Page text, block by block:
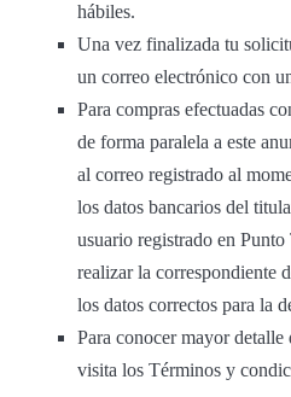
hábiles.
Una vez finalizada tu
un correo electrónico con
Para compras efectuadas
de forma paralela a este
al correo registrado al
los datos bancarios del
usuario registrado en
realizar la correspondiente
los datos correctos para la
Para conocer mayor
visita los Términos y